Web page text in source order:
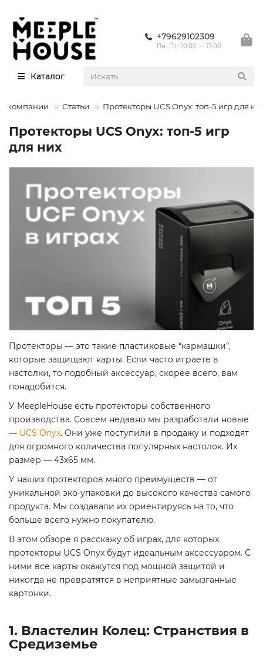
+79629102309
Пн.-Пт.: 10:00 — 17:00
Каталог
компании Статьи Протекторы UCS Onyx: топ-5 игр для
Протекторы UCS Onyx: топ-5 игр
для них
Протекторы — это такие пластиковые “кармашки”,
которые защищают карты. Если часто играете в
настолки, то подобный аксессуар, скорее всего, вам
понадобится.
У MeepleHouse есть протекторы собственного
производства. Совсем недавно мы разработали новые
— UCS Onyx. Они уже поступили в продажу и подходят
для огромного количества популярных настолок. Их
размер — 43х65 мм.
У наших протекторов много преимуществ — от
уникальной эко-упаковки до высокого качества самого
продукта. Мы создавали их ориентируясь на то, что
больше всего нужно покупателю.
В этом обзоре я расскажу об играх, для которых
протекторы UCS Onyx будут идеальным аксессуаром. С
ними все карты окажутся под мощной защитой и
никогда не превратятся в неприятные замызганные
картонки.
1. Властелин Колец: Странствия в
Средиземье